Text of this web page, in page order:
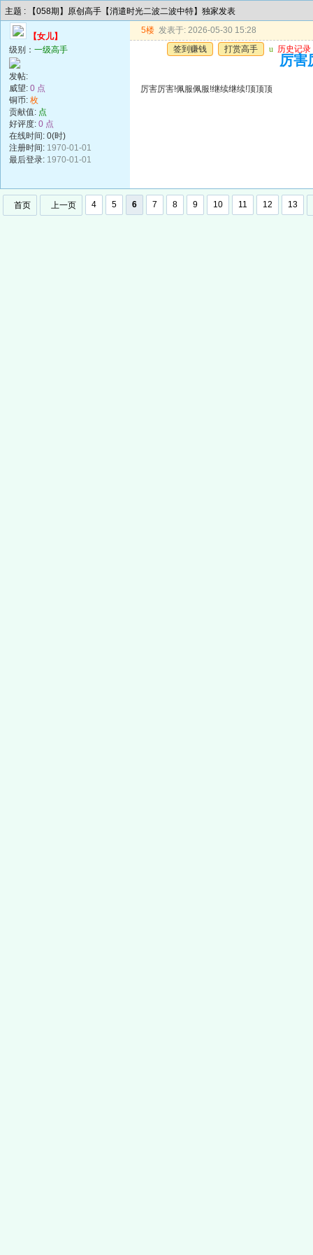
主题 : 【058期】原创高手【消遣时光二波二波中特】独家发表
【女儿】
级别： 一级高手
发帖:
威望: 0 点
铜币: 枚
贡献值: 点
好评度: 0 点
在线时间: 0(时)
注册时间: 1970-01-01
最后登录: 1970-01-01
5楼 发表于: 2026-05-30 15:28
签到赚钱
打赏高手 u 历史记录
厉害
厉害厉害!佩服佩服!继续继续!顶顶顶
首页 上一页 4 5 6 7 8 9 10 11 12 13